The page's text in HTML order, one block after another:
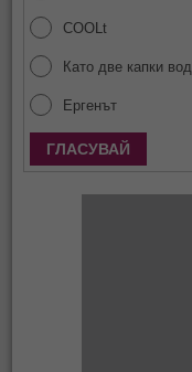
COOLt
Като две капки
Ергенът